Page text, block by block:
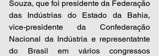
Souza, que foi presidente da Federação
das Indústrias do Estado da Bahia,
vice-presidente da Confederação
Nacional da Indústria e representatnte
do Brasil em vários congressos